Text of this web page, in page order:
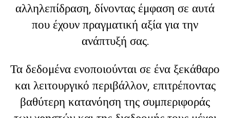
αλληλεπίδραση, δίνοντας έμφαση σε αυτά
που έχουν πραγματική αξία για την
ανάπτυξή σας.
Τα δεδομένα ενοποιούνται σε ένα ξεκάθαρο
και λειτουργικό περιβάλλον, επιτρέποντας
βαθύτερη κατανόηση της συμπεριφοράς